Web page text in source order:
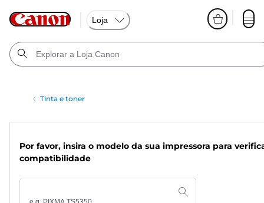
Loja
Tinta e toner
Por favor, insira o modelo da sua impressora para
compatibilidade